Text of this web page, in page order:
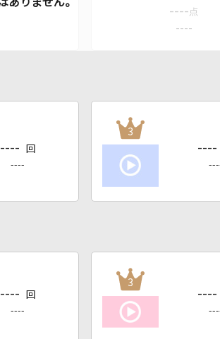
---- 点
----
---- 回
----
3
---- 回
----
3